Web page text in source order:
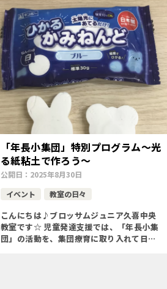
し、ボディイメージを育む◯一 […]
「年長小集団」特別プログラム～光
る紙粘土で作ろう～
公開日： 2025年8月30日
イベント
教室の日々
こんにちは♪ブロッサムジュニア久喜中央
教室です☆ 児童発達支援では、「年長小集
団」の活動を、集団療育に取り入れて日々